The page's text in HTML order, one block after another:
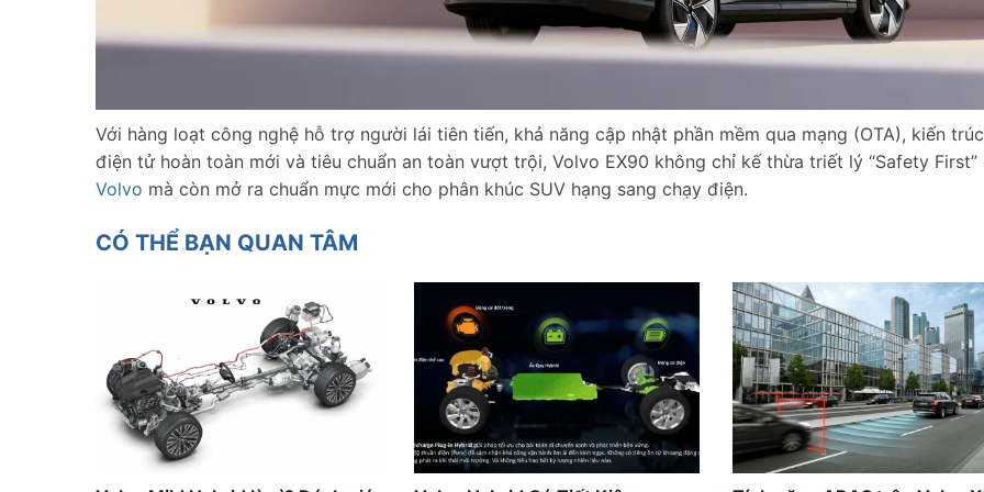
Với hàng loạt công nghệ hỗ trợ người lái tiên tiến, khả năng cập nhật phần mềm qua mạng (OTA), kiến trúc
điện tử hoàn toàn mới và tiêu chuẩn an toàn vượt trội, Volvo EX90 không chỉ kế thừa triết lý “Safety First”
Volvo mà còn mở ra chuẩn mực mới cho phân khúc SUV hạng sang chạy điện.
CÓ THỂ BẠN QUAN TÂM